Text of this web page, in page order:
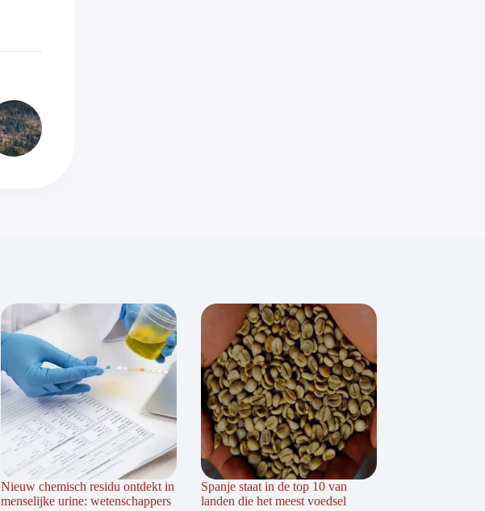
Nieuw chemisch residu ontdekt in
menselijke urine: wetenschappers
Spanje staat in de top 10 van
landen die het meest voedsel